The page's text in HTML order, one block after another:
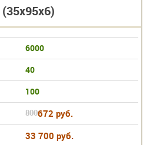
(35х95х6)
6000
40
100
800672 руб.
33 700 руб.